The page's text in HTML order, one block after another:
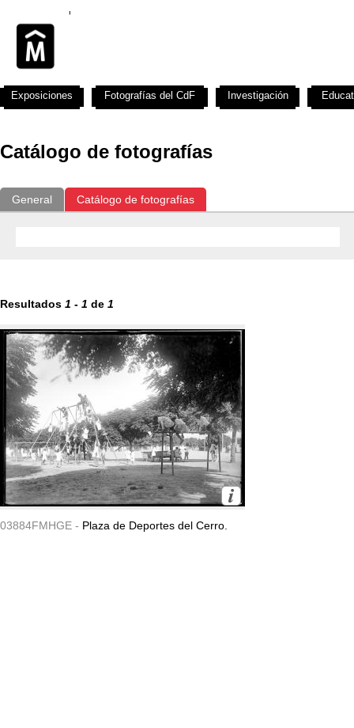
Catálogo de fotografías
General Catálogo de fotografías
Resultados 1 - 1 de 1
03884FMHGE - Plaza de Deportes del Cerro.
Exposiciones Fotografías del CdF Investigación